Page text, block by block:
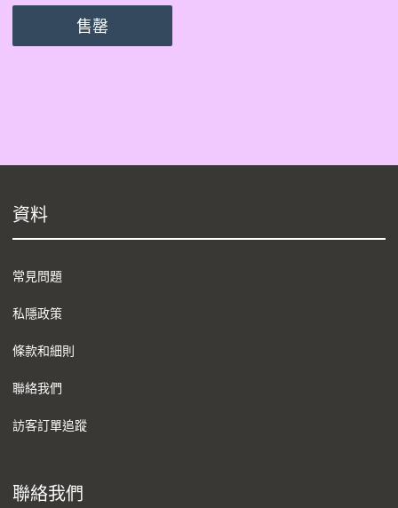
售罄
資料
常見問題
私隱政策
條款和細則
聯絡我們
訪客訂單追蹤
聯絡我們